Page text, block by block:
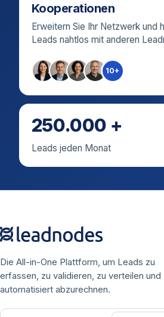
Kooperationen
Erweitern Sie Ihr Netzwerk und
Leads nahtlos mit anderen
10+
250.000 +
Leads jeden Monat
Die All-in-One Plattform, um Leads zu
erfassen, zu validieren, zu verteilen und
automatisiert abzurechnen.